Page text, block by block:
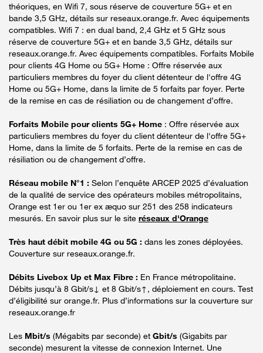
théoriques, en Wifi 7, sous réserve de couverture 5G+ et en
bande 3,5 GHz, détails sur reseaux.orange.fr. Avec équipements
compatibles. Wifi 7 : en dual band, 2,4 GHz et 5 GHz sous
réserve de couverture 5G+ et en bande 3,5 GHz, détails sur
reseaux.orange.fr. Avec équipements compatibles. Forfaits Mobile
pour clients 4G Home ou 5G+ Home : Offre réservée aux
particuliers membres du foyer du client détenteur de l'offre 4G
Home ou 5G+ Home, dans la limite de 5 forfaits par foyer. Perte
de la remise en cas de résiliation ou de changement d’offre.
Forfaits Mobile pour clients 5G+ Home : Offre réservée aux
particuliers membres du foyer du client détenteur de l'offre 5G+
Home, dans la limite de 5 forfaits. Perte de la remise en cas de
résiliation ou de changement d’offre.
Réseau mobile N°1 : Selon l’enquête ARCEP 2025 d’évaluation
de la qualité de service des opérateurs mobiles métropolitains,
Orange est 1er ou 1er ex æquo sur 251 des 258 indicateurs
mesurés. En savoir plus sur le site réseaux d'Orange
Très haut débit mobile 4G ou 5G : dans les zones déployées.
Couverture sur reseaux.orange.fr.
Débits Livebox Up et Max Fibre : En France métropolitaine.
Débits jusqu’à 8 Gbit/s↓ et 8 Gbit/s↑, déploiement en cours. Test
d’éligibilité sur orange.fr. Plus d’informations sur la couverture sur
reseaux.orange.fr
Les Mbit/s (Mégabits par seconde) et Gbit/s (Gigabits par
seconde) mesurent la vitesse de connexion Internet. Une